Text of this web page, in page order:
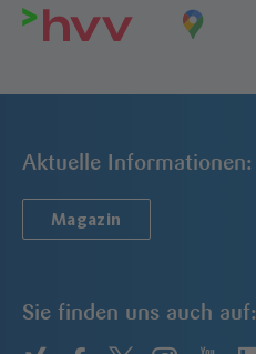
Aktuelle Informationen:
Magazin
Sie finden uns auch auf: